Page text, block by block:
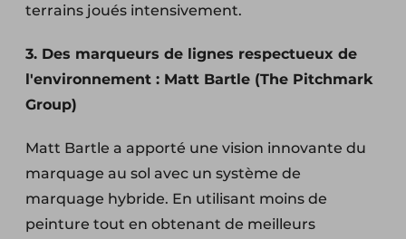
terrains joués intensivement.
3. Des marqueurs de lignes respectueux de
l'environnement : Matt Bartle (The Pitchmark
Group)
Matt Bartle a apporté une vision innovante du
marquage au sol avec un système de
marquage hybride. En utilisant moins de
peinture tout en obtenant de meilleurs